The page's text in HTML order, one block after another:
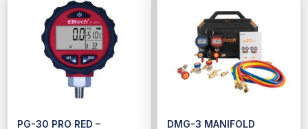
PG-30 PRO RED – DMG-3 MANIFOLD